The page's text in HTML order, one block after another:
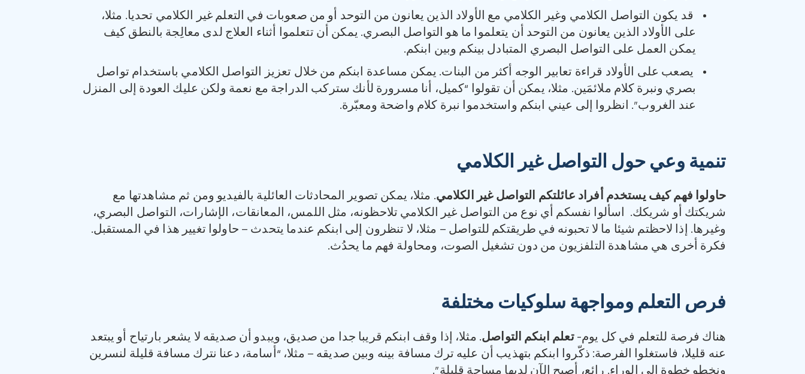
قد يكون التواصل الكلامي وغير الكلامي مع الأولاد الذين يعانون من التوحد أو من صعوبات في التعلم غير الكلامي تحديا. مثلا،
على الأولاد الذين يعانون من التوحد أن يتعلموا ما هو التواصل البصري. يمكن أن تتعلموا أثناء العلاج لدى معالِجة بالنطق كيف
يمكن العمل على التواصل البصري المتبادل بينكم وبين ابنكم.
يصعب على الأولاد قراءة تعابير الوجه أكثر من البنات. يمكن مساعدة ابنكم من خلال تعزيز التواصل الكلامي باستخدام تواصل
بصري ونبرة كلام ملائمَين. مثلا، يمكن أن تقولوا “كميل، أنا مسرورة لأنك ستركب الدراجة مع نعمة ولكن عليك العودة إلى المنزل
عند الغروب”. انظروا إلى عيني ابنكم واستخدموا نبرة كلام واضحة ومعبّرة.
تنمية وعي حول التواصل غير الكلامي
حاولوا فهم كيف يستخدم أفراد عائلتكم التواصل غير الكلامي. مثلا، يمكن تصوير المحادثات العائلية بالفيديو ومن ثم مشاهدتها مع
شريكتك أو شريكك. اسألوا نفسكم أي نوع من التواصل غير الكلامي تلاحظونه، مثل اللمس، المعانقات، الإشارات، التواصل البصري،
وغيرها. إذا لاحظتم شيئا ما لا تحبونه في طريقتكم للتواصل – مثلا، لا تنظرون إلى ابنكم عندما يتحدث – حاولوا تغيير هذا في المستقبل.
فكرة أخرى هي مشاهدة التلفزيون من دون تشغيل الصوت، ومحاولة فهم ما يحدُث.
فرص التعلم ومواجهة سلوكيات مختلفة
هناك فرصة للتعلم في كل يوم-تعلم ابنكم التواصل. مثلا، إذا وقف ابنكم قريبا جدا من صديق، ويبدو أن صديقه لا يشعر بارتياح أو يبتعد
عنه قليلا، فاستغلوا الفرصة: ذكّروا ابنكم بتهذيب أن عليه ترك مسافة بينه وبين صديقه – مثلا، “أسامة، دعنا نترك مسافة قليلة لنسرين
ونخطو خطوة إلى الوراء. رائع، أصبح الآن لديها مساحة قليلة”.